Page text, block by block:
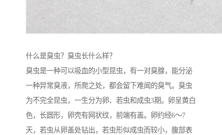
什么是臭虫？臭虫长什么样？
臭虫是一种可以吸血的小型昆虫，有一对臭腺，能分泌
一种异常臭液，所爬之处，都会留下难闻的臭气。臭虫
为不完全昆虫，一生分为卵、若虫和成虫3期。卵呈黄白
色，长圆形，卵壳有网状纹，前端有盖。卵约经6～7
天，若虫从卵盖处钻出，若虫形似成虫而较小，腹部表